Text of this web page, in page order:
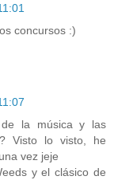
concursos :)
la música y las
Visto lo visto, he
vez jeje
y el clásico de